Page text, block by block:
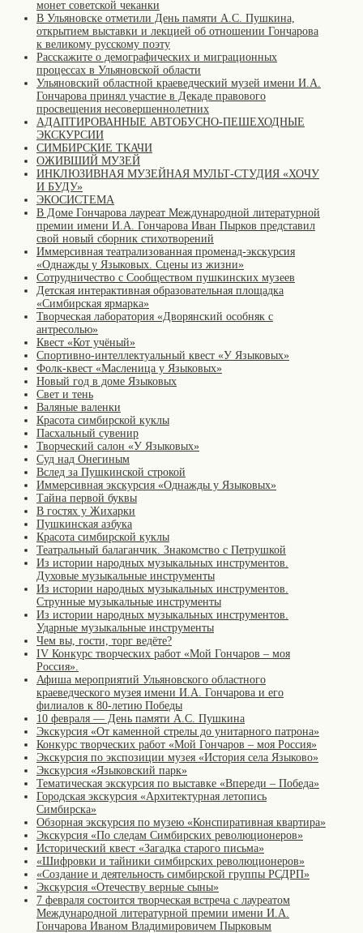
монет советской чеканки
В Ульяновске отметили День памяти А.С. Пушкина,
открытием выставки и лекцией об отношении Гончарова
к великому русскому поэту
Расскажите о демографических и миграционных
процессах в Ульяновской области
Ульяновский областной краеведческий музей имени И.А.
Гончарова принял участие в Декаде правового
просвещения несовершеннолетних
АДАПТИРОВАННЫЕ АВТОБУСНО-ПЕШЕХОДНЫЕ
ЭКСКУРСИИ
СИМБИРСКИЕ ТКАЧИ
ОЖИВШИЙ МУЗЕЙ
ИНКЛЮЗИВНАЯ МУЗЕЙНАЯ МУЛЬТ-СТУДИЯ «ХОЧУ
И БУДУ»
ЭКОСИСТЕМА
В Доме Гончарова лауреат Международной литературной
премии имени И.А. Гончарова Иван Пырков представил
свой новый сборник стихотворений
Иммерсивная театрализованная променад-экскурсия
«Однажды у Языковых. Сцены из жизни»
Сотрудничество с Сообществом пушкинских музеев
Детская интерактивная образовательная площадка
«Симбирская ярмарка»
Творческая лаборатория «Дворянский особняк с
антресолью»
Квест «Кот учёный»
Спортивно-интеллектуальный квест «У Языковых»
Фолк-квест «Масленица у Языковых»
Новый год в доме Языковых
Свет и тень
Валяные валенки
Красота симбирской куклы
Пасхальный сувенир
Творческий салон «У Языковых»
Суд над Онегиным
Вслед за Пушкинской строкой
Иммерсивная экскурсия «Однажды у Языковых»
Тайна первой буквы
В гостях у Жихарки
Пушкинская азбука
Красота симбирской куклы
Театральный балаганчик. Знакомство с Петрушкой
Из истории народных музыкальных инструментов.
Духовые музыкальные инструменты
Из истории народных музыкальных инструментов.
Струнные музыкальные инструменты
Из истории народных музыкальных инструментов.
Ударные музыкальные инструменты
Чем вы, гости, торг ведёте?
IV Конкурс творческих работ «Мой Гончаров – моя
Россия».
Афиша мероприятий Ульяновского областного
краеведческого музея имени И.А. Гончарова и его
филиалов к 80-летию Победы
10 февраля — День памяти А.С. Пушкина
Экскурсия «От каменной стрелы до унитарного патрона»
Конкурс творческих работ «Мой Гончаров – моя Россия»
Экскурсия по экспозиции музея «История села Языково»
Экскурсия «Языковский парк»
Тематическая экскурсия по выставке «Впереди – Победа»
Городская экскурсия «Архитектурная летопись
Симбирска»
Обзорная экскурсия по музею «Конспиративная квартира»
Экскурсия «По следам Симбирских революционеров»
Исторический квест «Загадка старого письма»
«Шифровки и тайники симбирских революционеров»
«Создание и деятельность симбирской группы РСДРП»
Экскурсия «Отечеству верные сыны»
7 февраля состоится творческая встреча с лауреатом
Международной литературной премии имени И.А.
Гончарова Иваном Владимировичем Пырковым